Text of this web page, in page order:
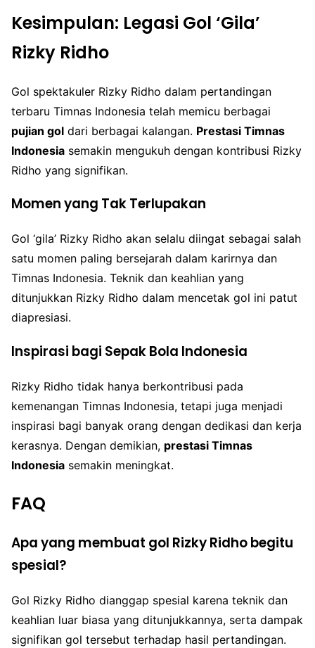
Kesimpulan: Legasi Gol ‘Gila’
Rizky Ridho
Gol spektakuler Rizky Ridho dalam pertandingan
terbaru Timnas Indonesia telah memicu berbagai
pujian gol dari berbagai kalangan. Prestasi Timnas
Indonesia semakin mengukuh dengan kontribusi Rizky
Ridho yang signifikan.
Momen yang Tak Terlupakan
Gol ‘gila’ Rizky Ridho akan selalu diingat sebagai salah
satu momen paling bersejarah dalam karirnya dan
Timnas Indonesia. Teknik dan keahlian yang
ditunjukkan Rizky Ridho dalam mencetak gol ini patut
diapresiasi.
Inspirasi bagi Sepak Bola Indonesia
Rizky Ridho tidak hanya berkontribusi pada
kemenangan Timnas Indonesia, tetapi juga menjadi
inspirasi bagi banyak orang dengan dedikasi dan kerja
kerasnya. Dengan demikian, prestasi Timnas
Indonesia semakin meningkat.
FAQ
Apa yang membuat gol Rizky Ridho begitu
spesial?
Gol Rizky Ridho dianggap spesial karena teknik dan
keahlian luar biasa yang ditunjukkannya, serta dampak
signifikan gol tersebut terhadap hasil pertandingan.